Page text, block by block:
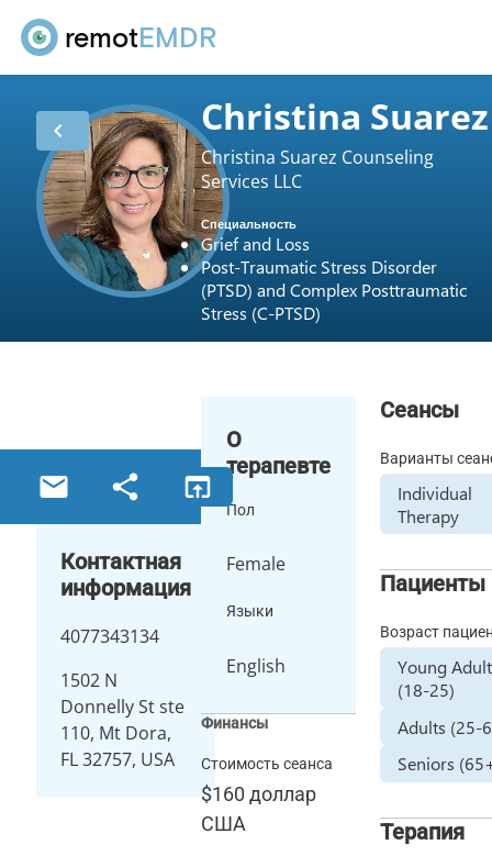
remotEMDR
chevron_left Christina Suarez
Christina Suarez Counseling
Services LLC
Специальность
Grief and Loss
Post-Traumatic Stress Disorder
(PTSD) and Complex Posttraumatic
Stress (C-PTSD)
email share open_in_browser
Контактная
информация
4077343134
1502 N
Donnelly St ste
110, Mt Dora,
FL 32757, USA
О
терапевте
Пол
Female
Языки
English
Финансы
Стоимость сеанса
$160доллар
США
Сеансы
Варианты
Individual
Therapy
Пациенты
Возраст
Young
(18-25)
Adults (25-
Seniors
Терапия